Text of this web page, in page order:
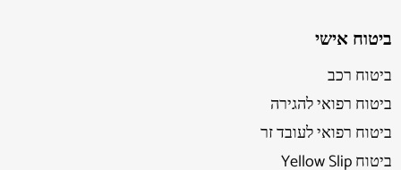
ביטוח אישי
ביטוח רכב
ביטוח רפואי להגירה
ביטוח רפואי לעובד זר
ביטוח Yellow Slip